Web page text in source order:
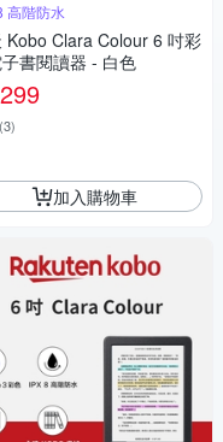
高階防水
Kobo Clara Colour 6 吋彩
書閱讀器 - 白色
(3)
加入購物車